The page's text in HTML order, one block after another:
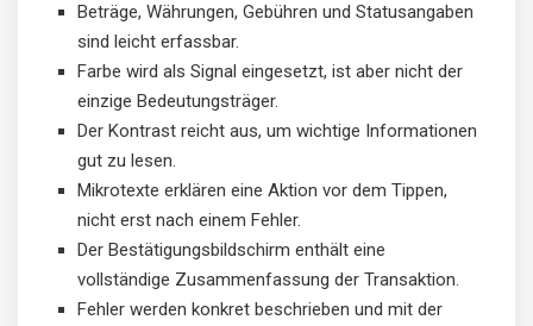
Beträge, Währungen, Gebühren und Statusangaben
sind leicht erfassbar.
Farbe wird als Signal eingesetzt, ist aber nicht der
einzige Bedeutungsträger.
Der Kontrast reicht aus, um wichtige Informationen
gut zu lesen.
Mikrotexte erklären eine Aktion vor dem Tippen,
nicht erst nach einem Fehler.
Der Bestätigungsbildschirm enthält eine
vollständige Zusammenfassung der Transaktion.
Fehler werden konkret beschrieben und mit der